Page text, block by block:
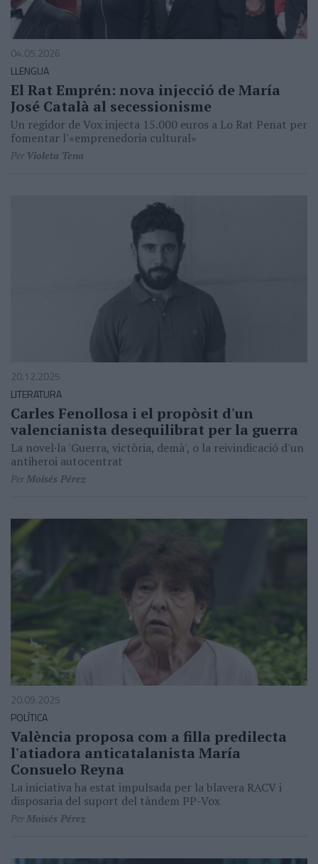
04.05.2026
LLENGUA
El Rat Emprén: nova injecció de María
José Català al secessionisme
Un regidor de Vox injecta 15.000 euros a Lo Rat Penat per
fomentar l'«emprenedoria cultural»
Per Violeta Tena
20.12.2025
LITERATURA
Carles Fenollosa i el propòsit d'un
valencianista desequilibrat per la guerra
La novel·la 'Guerra, victòria, demà', o la reivindicació d'un
antiheroi autocentrat
PerMoisés Pérez
20.09.2025
POLÍTICA
València proposa com a filla predilecta
l'atiadora anticatalanista María
Consuelo Reyna
La iniciativa ha estat impulsada per la blavera RACV i
disposaria del suport del tàndem PP-Vox
PerMoisés Pérez